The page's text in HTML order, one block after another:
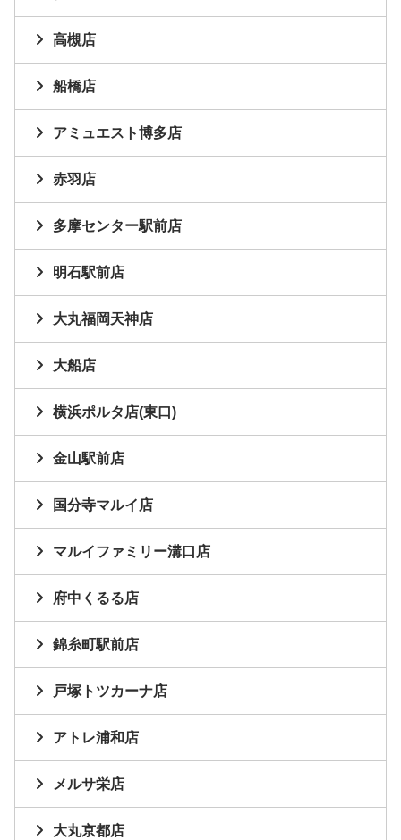
高槻店
船橋店
アミュエスト博多店
赤羽店
多摩センター駅前店
明石駅前店
大丸福岡天神店
大船店
横浜ポルタ店(東口)
金山駅前店
国分寺マルイ店
マルイファミリー溝口店
府中くるる店
錦糸町駅前店
戸塚トツカーナ店
アトレ浦和店
メルサ栄店
大丸京都店